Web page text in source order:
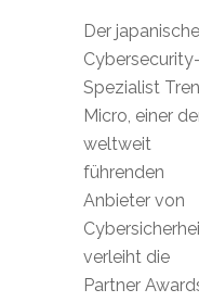
Der japanische
Spezialist
Micro, einer
weltweit
führenden
Anbieter von
verleiht die
Partner